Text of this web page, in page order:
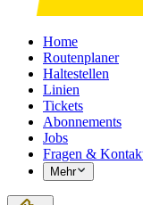
Home
Routenplaner
Haltestellen
Linien
Tickets
Abonnements
Jobs
Fragen &
Mehr